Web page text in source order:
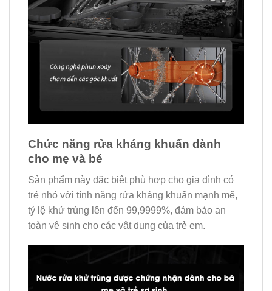
Chức năng rửa kháng khuẩn dành
cho mẹ và bé
Sản phẩm này đặc biệt phù hợp cho gia đình có
trẻ nhỏ với tính năng rửa kháng khuẩn mạnh mẽ,
tỷ lệ khử trùng lên đến 99,9999%, đảm bảo an
toàn vệ sinh cho các vật dụng của trẻ em.